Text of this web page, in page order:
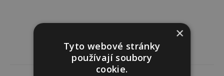
×
Tyto webové stránky
používají soubory
cookie.